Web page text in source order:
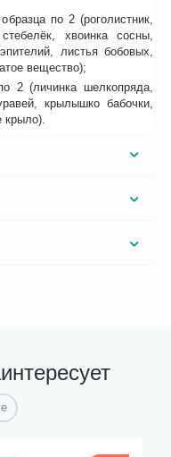
по 2 (роголистник,
хвоинка сосны,
листья бобовых,
вещество);
2 (личинка шелкопряда,
крылышко бабочки,
крыло).